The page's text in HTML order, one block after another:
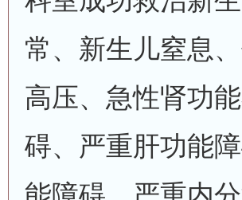
常、新生儿窒息
高压、急性肾功
碍、严重肝功能